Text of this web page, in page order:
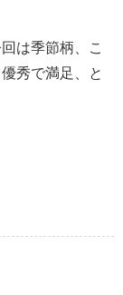
は季節柄、こ
秀で満足、と